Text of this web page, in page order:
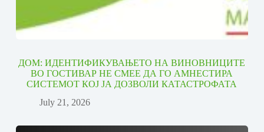
ДОМ: ИДЕНТИФИКУВАЊЕТО НА ВИНОВНИЦИТЕ
ВО ГОСТИВАР НЕ СМЕЕ ДА ГО АМНЕСТИРА
СИСТЕМОТ КОЈ ЈА ДОЗВОЛИ КАТАСТРОФАТА
July 21, 2026